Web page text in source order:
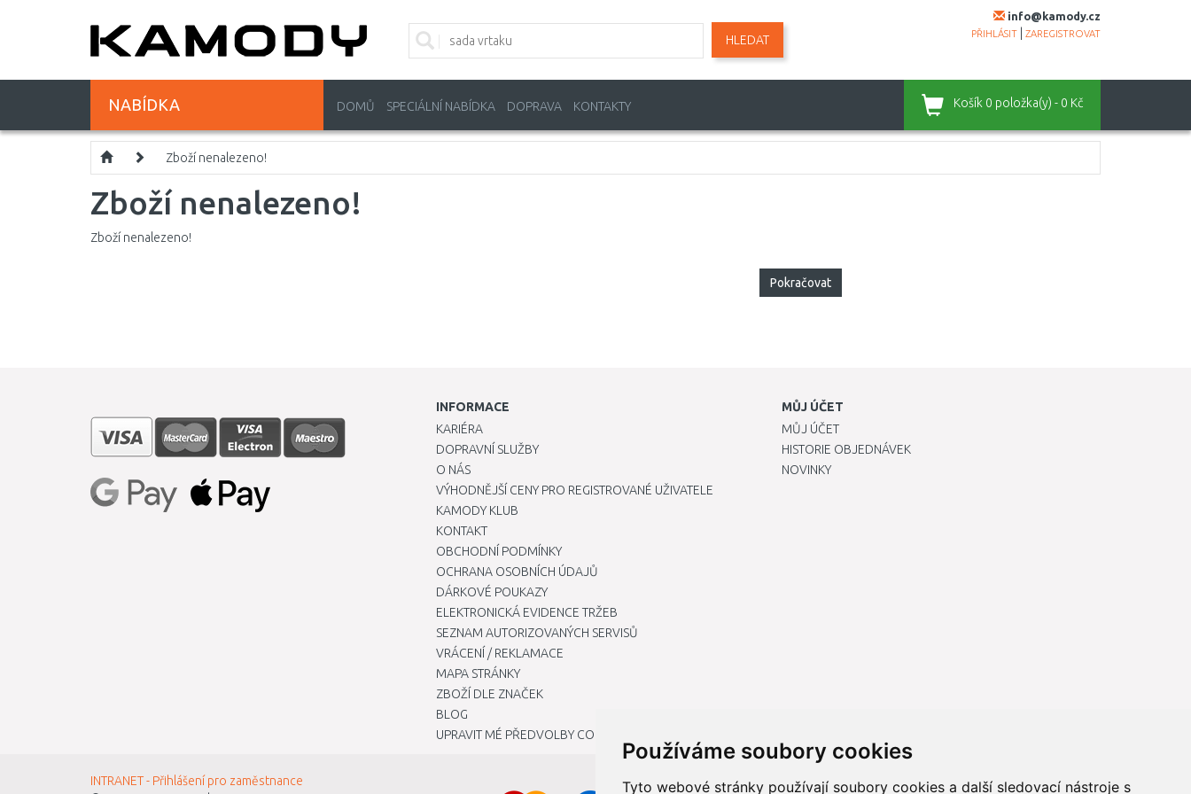
Používáme soubory cookies
Tyto webové stránky používají soubory cookies a další sledovací nástroje s
info@kamody.cz
PŘIHLÁSIT ZAREGISTROVAT
HLEDAT
NABÍDKA DOMŮ SPECIÁLNÍ NABÍDKA DOPRAVA KONTAKTY Košík 0 položka(y) - 0 Kč
Zboží nenalezeno!
Zboží nenalezeno!
Zboží nenalezeno!
Pokračovat
INFORMACE
KARIÉRA
DOPRAVNÍ SLUŽBY
O NÁS
VÝHODNĚJŠÍ CENY PRO REGISTROVANÉ UŽIVATELE
KAMODY KLUB
KONTAKT
OBCHODNÍ PODMÍNKY
OCHRANA OSOBNÍCH ÚDAJŮ
DÁRKOVÉ POUKAZY
ELEKTRONICKÁ EVIDENCE TRŽEB
SEZNAM AUTORIZOVANÝCH SERVISŮ
VRÁCENÍ / REKLAMACE
MAPA STRÁNKY
ZBOŽÍ DLE ZNAČEK
BLOG
UPRAVIT MÉ PŘEDVOLBY COOKIES
MŮJ ÚČET
MŮJ ÚČET
HISTORIE OBJEDNÁVEK
NOVINKY
INTRANET - Přihlášení pro zaměstnance